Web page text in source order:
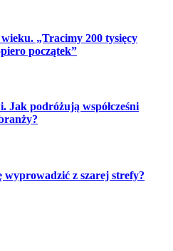
„Tracimy 200 tysięcy
początek”
podróżują współcześni
wyprowadzić z szarej strefy?